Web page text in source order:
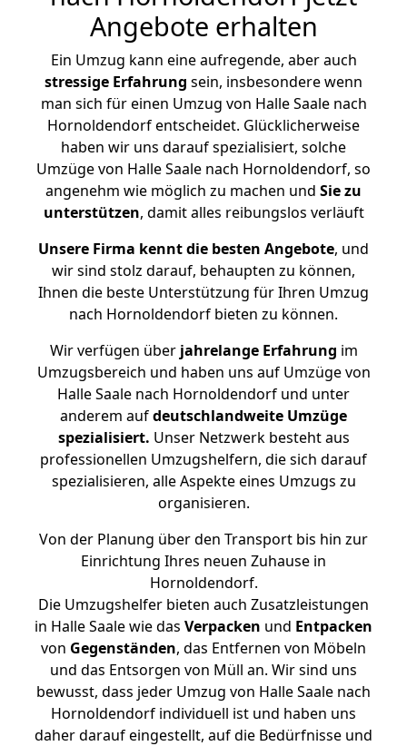
Angebote erhalten
Ein Umzug kann eine aufregende, aber auch
stressige Erfahrung sein, insbesondere wenn
man sich für einen Umzug von Halle Saale nach
Hornoldendorf entscheidet. Glücklicherweise
haben wir uns darauf spezialisiert, solche
Umzüge von Halle Saale nach Hornoldendorf, so
angenehm wie möglich zu machen und Sie zu
unterstützen, damit alles reibungslos verläuft
Unsere Firma kennt die besten Angebote, und
wir sind stolz darauf, behaupten zu können,
Ihnen die beste Unterstützung für Ihren Umzug
nach Hornoldendorf bieten zu können.
Wir verfügen überjahrelange Erfahrung im
Umzugsbereich und haben uns auf Umzüge von
Halle Saale nach Hornoldendorf und unter
anderem aufdeutschlandweite Umzüge
spezialisiert. Unser Netzwerk besteht aus
professionellen Umzugshelfern, die sich darauf
spezialisieren, alle Aspekte eines Umzugs zu
organisieren.
Von der Planung über den Transport bis hin zur
Einrichtung Ihres neuen Zuhause in
Hornoldendorf.
Die Umzugshelfer bieten auch Zusatzleistungen
in Halle Saale wie das Verpacken und Entpacken
von Gegenständen, das Entfernen von Möbeln
und das Entsorgen von Müll an. Wir sind uns
bewusst, dass jeder Umzug von Halle Saale nach
Hornoldendorf individuell ist und haben uns
daher darauf eingestellt, auf die Bedürfnisse und